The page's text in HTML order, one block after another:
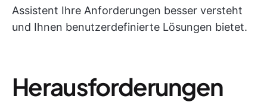
Assistent Ihre Anforderungen besser versteht
und Ihnen benutzerdefinierte Lösungen bietet.
Herausforderungen